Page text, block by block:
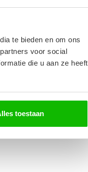
te bieden en om ons
voor social
die u aan ze heeft
toestaan